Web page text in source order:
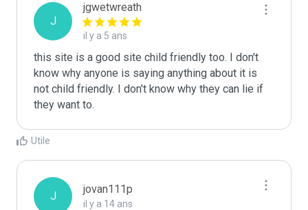
J
jgwetwreath
il y a 5 ans
this site is a good site child friendly too. I don't
know why anyone is saying anything about it is
not child friendly. I don't know why they can lie if
they want to.
Utile
J
jovan111p
il y a 14 ans